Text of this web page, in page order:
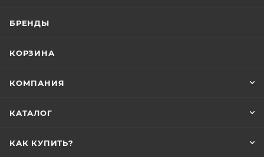
БРЕНДЫ
КОРЗИНА
КОМПАНИЯ
КАТАЛОГ
КАК КУПИТЬ?